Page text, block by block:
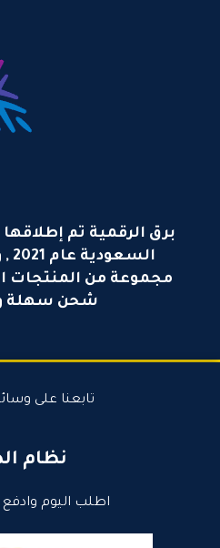
برق الرقمية تم
مجموعة من المنتجات
شحن سهلة
نظام
اطلب اليوم وادفع
تابعنا على